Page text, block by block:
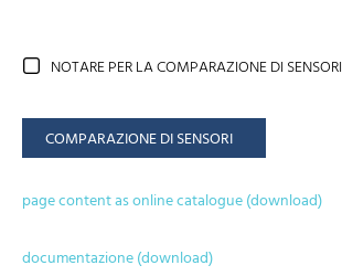
NOTARE PER LA COMPARAZIONE DI SENSORI
COMPARAZIONE DI SENSORI
page content as online catalogue (download)
documentazione (download)